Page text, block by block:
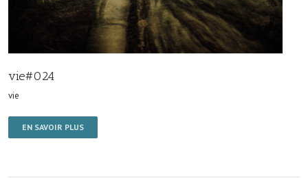
vie#024
vie
EN SAVOIR PLUS